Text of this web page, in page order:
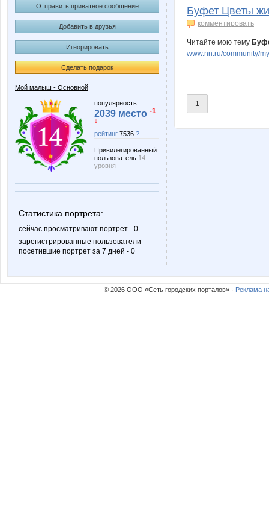
Отправить приватное сообщение
Добавить в друзья
Игнорировать
Сделать подарок
Мой малыш - Основной
популярность:
2039 место -1
↓
рейтинг 7536 ?
Привилегированный
пользователь 14
уровня
Статистика портрета:
сейчас просматривают портрет - 0
зарегистрированные пользователи
посетившие портрет за 7 дней - 0
Буфет Цветы
комментировать
Читайте мою тему
www.nn.ru/community/
1
© 2026 ООО «Сеть городских порталов» · Реклама